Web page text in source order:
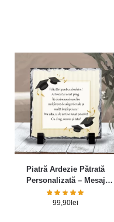
Piatră Ardezie Pătrată
Personalizată – Mesaj
absolvire
99,90 lei